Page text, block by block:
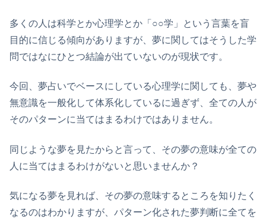
多くの人は科学とか心理学とか「○○学」という言葉を盲
目的に信じる傾向がありますが、夢に関してはそうした学
問ではなにひとつ結論が出ていないのが現状です。
今回、夢占いでベースにしている心理学に関しても、夢や
無意識を一般化して体系化しているに過ぎず、全ての人が
そのパターンに当てはまるわけではありません。
同じような夢を見たからと言って、その夢の意味が全ての
人に当てはまるわけがないと思いませんか？
気になる夢を見れば、その夢の意味するところを知りたく
なるのはわかりますが、パターン化された夢判断に全てを